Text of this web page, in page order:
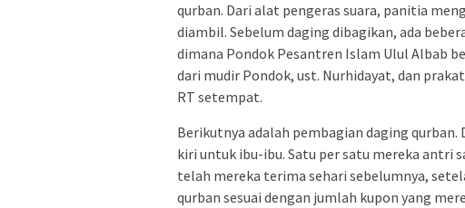
qurban. Dari alat pengeras suara, panitia
diambil. Sebelum daging dibagikan, ada
dimana Pondok Pesantren Islam Ulul Albab
dari mudir Pondok, ust. Nurhidayat, dan
RT setempat.
Berikutnya adalah pembagian daging
kiri untuk ibu-ibu. Satu per satu mereka antri
telah mereka terima sehari sebelumnya,
qurban sesuai dengan jumlah kupon yang